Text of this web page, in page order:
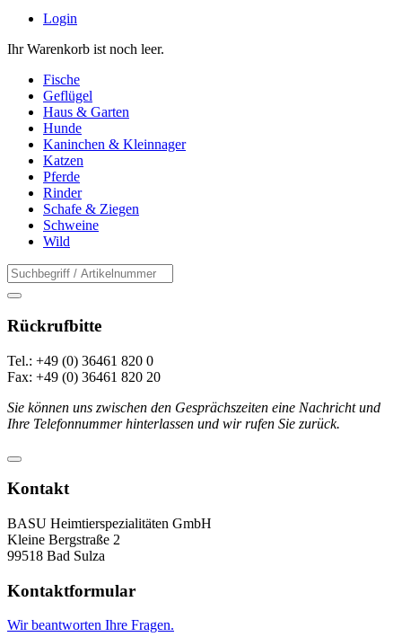
Login
Ihr Warenkorb ist noch leer.
Fische
Geflügel
Haus & Garten
Hunde
Kaninchen & Kleinnager
Katzen
Pferde
Rinder
Schafe & Ziegen
Schweine
Wild
Rückrufbitte
Tel.: +49 (0) 36461 820 0
Fax: +49 (0) 36461 820 20
Sie können uns zwischen den Gesprächszeiten eine Nachricht und
Ihre Telefonnummer hinterlassen und wir rufen Sie zurück.
Kontakt
BASU Heimtierspezialitäten GmbH
Kleine Bergstraße 2
99518 Bad Sulza
Kontaktformular
Wir beantworten Ihre Fragen.